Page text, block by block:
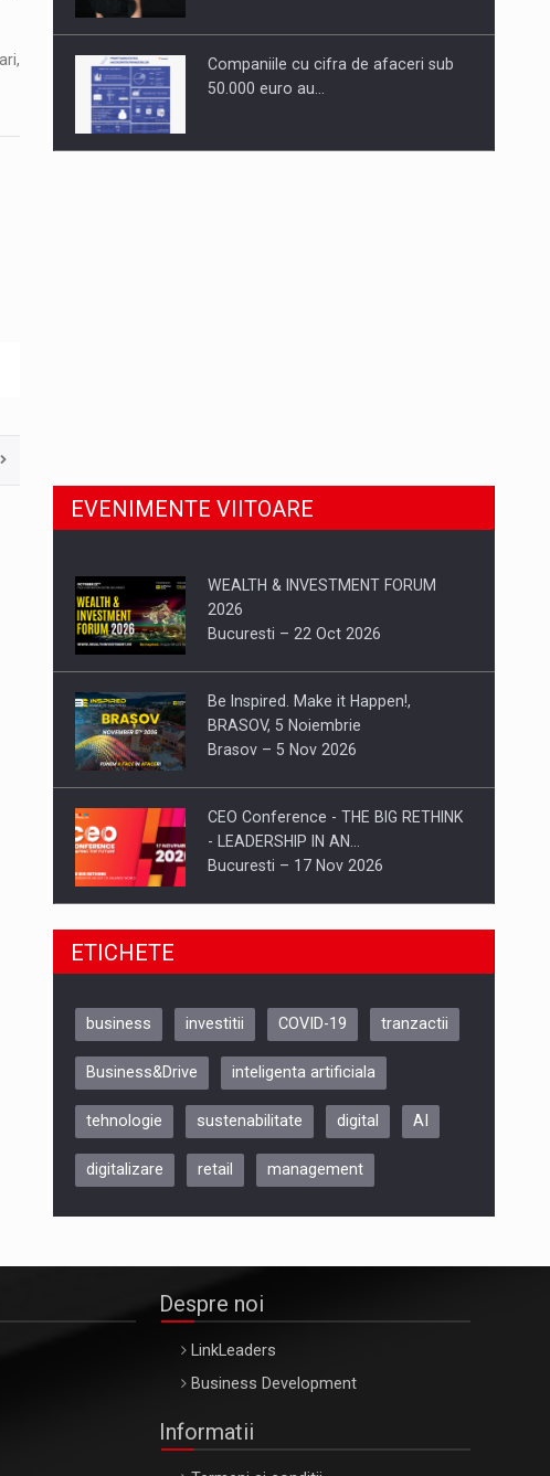
Companiile cu cifra de afaceri sub
50.000 euro au…
EVENIMENTE VIITOARE
WEALTH & INVESTMENT FORUM
2026
Bucuresti – 22 Oct 2026
Be Inspired. Make it Happen!,
BRASOV, 5 Noiembrie
Brasov – 5 Nov 2026
CEO Conference - THE BIG RETHINK
- LEADERSHIP IN AN…
Bucuresti – 17 Nov 2026
Be Inspired. Make it Happen!, CLUJ, 9
ARTEMIS LETO, ORADEA, 8
Oradea – 8 Oct 2026
ETICHETE
business investitii COVID-19 tranzactii
Business&Drive inteligenta artificiala
tehnologie sustenabilitate digital AI
digitalizare retail management
Despre noi
LinkLeaders
Business Development
Informatii